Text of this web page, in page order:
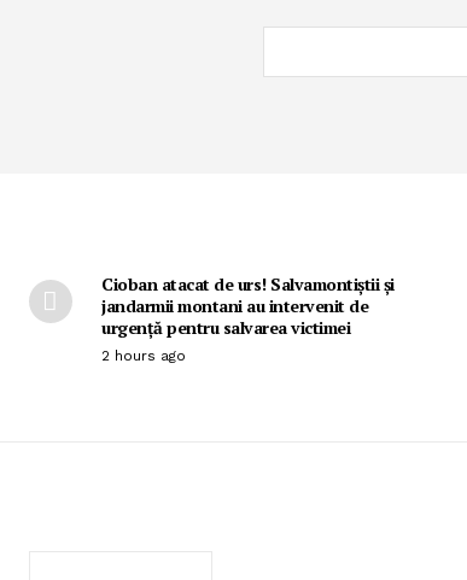
Cioban atacat de urs! Salvamontiștii și
jandarmii montani au intervenit de
urgență pentru salvarea victimei
2 hours ago